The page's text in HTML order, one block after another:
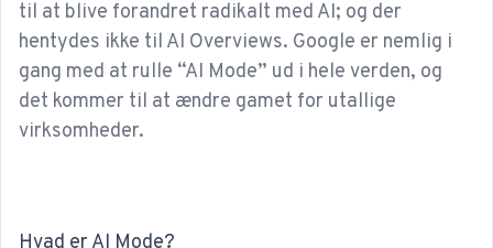
til at blive forandret radikalt med AI; og der
hentydes ikke til AI Overviews. Google er nemlig i
gang med at rulle “AI Mode” ud i hele verden, og
det kommer til at ændre gamet for utallige
virksomheder.